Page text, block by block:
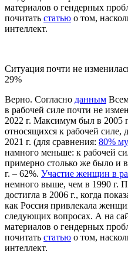
материалов о гендерных
почитать статью о том,
интеллект.
Ситуация почти не
29%
Верно. Согласно данным
в рабочей силе почти не
2022 г. Максимум был в 2005
относящихся к рабочей силе,
2021 г. (для сравнения: 80%
намного меньше: к рабочей
примерно столько же было и
г. – 62%. Участие женщин в
немного выше, чем в 1990 г.
достигла в 2006 г., когда
как Россия привлекала
следующих вопросах. А на
материалов о гендерных
почитать статью о том,
интеллект.